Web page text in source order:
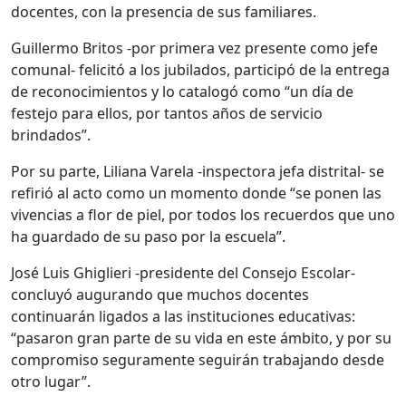
docentes, con la presencia de sus familiares.
Guillermo Britos -por primera vez presente como jefe
comunal- felicitó a los jubilados, participó de la entrega
de reconocimientos y lo catalogó como “un día de
festejo para ellos, por tantos años de servicio
brindados”.
Por su parte, Liliana Varela -inspectora jefa distrital- se
refirió al acto como un momento donde “se ponen las
vivencias a flor de piel, por todos los recuerdos que uno
ha guardado de su paso por la escuela”.
José Luis Ghiglieri -presidente del Consejo Escolar-
concluyó augurando que muchos docentes
continuarán ligados a las instituciones educativas:
“pasaron gran parte de su vida en este ámbito, y por su
compromiso seguramente seguirán trabajando desde
otro lugar”.